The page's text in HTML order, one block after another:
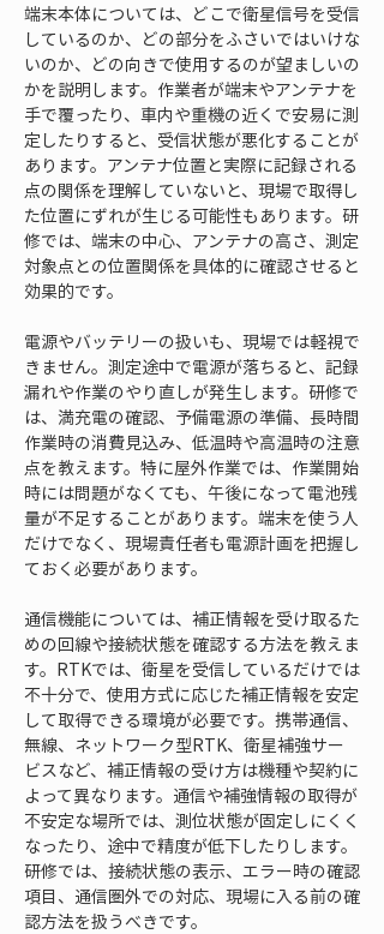
端末本体については、どこで衛星信号を受信
しているのか、どの部分をふさいではいけな
いのか、どの向きで使用するのが望ましいの
かを説明します。作業者が端末やアンテナを
手で覆ったり、車内や重機の近くで安易に測
定したりすると、受信状態が悪化することが
あります。アンテナ位置と実際に記録される
点の関係を理解していないと、現場で取得し
た位置にずれが生じる可能性もあります。研
修では、端末の中心、アンテナの高さ、測定
対象点との位置関係を具体的に確認させると
効果的です。
電源やバッテリーの扱いも、現場では軽視で
きません。測定途中で電源が落ちると、記録
漏れや作業のやり直しが発生します。研修で
は、満充電の確認、予備電源の準備、長時間
作業時の消費見込み、低温時や高温時の注意
点を教えます。特に屋外作業では、作業開始
時には問題がなくても、午後になって電池残
量が不足することがあります。端末を使う人
だけでなく、現場責任者も電源計画を把握し
ておく必要があります。
通信機能については、補正情報を受け取るた
めの回線や接続状態を確認する方法を教えま
す。RTKでは、衛星を受信しているだけでは
不十分で、使用方式に応じた補正情報を安定
して取得できる環境が必要です。携帯通信、
無線、ネットワーク型RTK、衛星補強サー
ビスなど、補正情報の受け方は機種や契約に
よって異なります。通信や補強情報の取得が
不安定な場所では、測位状態が固定しにくく
なったり、途中で精度が低下したりします。
研修では、接続状態の表示、エラー時の確認
項目、通信圏外での対応、現場に入る前の確
認方法を扱うべきです。